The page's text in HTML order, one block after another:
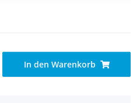
In den Warenkorb